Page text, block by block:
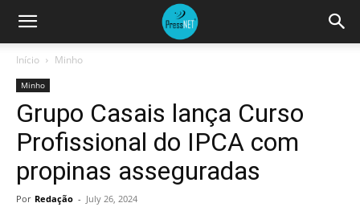
Início Minho
Minho
Grupo Casais lança Curso
Profissional do IPCA com
propinas asseguradas
Por Redação - July 26, 2024